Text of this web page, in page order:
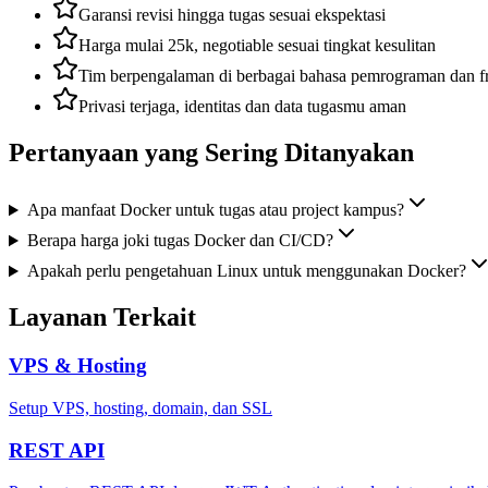
Garansi revisi hingga tugas sesuai ekspektasi
Harga mulai 25k, negotiable sesuai tingkat kesulitan
Tim berpengalaman di berbagai bahasa pemrograman dan
Privasi terjaga, identitas dan data tugasmu aman
Pertanyaan yang Sering Ditanyakan
Apa manfaat Docker untuk tugas atau project kampus?
Berapa harga joki tugas Docker dan CI/CD?
Apakah perlu pengetahuan Linux untuk menggunakan Docker?
Layanan Terkait
VPS & Hosting
Setup VPS, hosting, domain, dan SSL
REST API